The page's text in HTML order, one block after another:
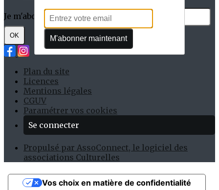
Je m'abonne à la newsletter
OK
Plan du site
Licences
Mentions légales
CGUV
Paramétrer vos cookies
Se connecter
Propulsé par AssoConnect, le logiciel des
associations Culturelles
Vos choix en matière de confidentialité
M'abonner maintenant